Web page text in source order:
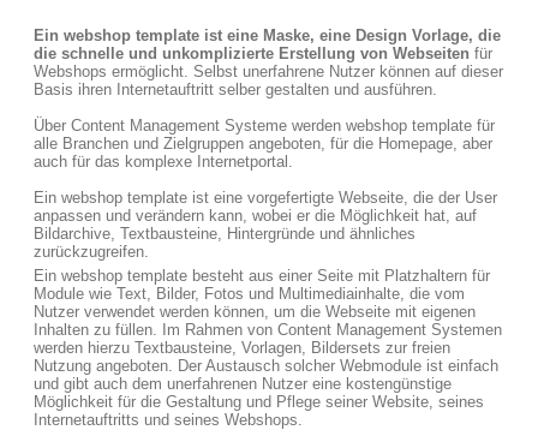
Ein webshop template ist eine Maske, eine Design Vorlage, die
die schnelle und unkomplizierte Erstellung von Webseiten für
Webshops ermöglicht. Selbst unerfahrene Nutzer können auf dieser
Basis ihren Internetauftritt selber gestalten und ausführen.
Über Content Management Systeme werden webshop template für
alle Branchen und Zielgruppen angeboten, für die Homepage, aber
auch für das komplexe Internetportal.
Ein webshop template ist eine vorgefertigte Webseite, die der User
anpassen und verändern kann, wobei er die Möglichkeit hat, auf
Bildarchive, Textbausteine, Hintergründe und ähnliches
zurückzugreifen.
Ein webshop template besteht aus einer Seite mit Platzhaltern für
Module wie Text, Bilder, Fotos und Multimediainhalte, die vom
Nutzer verwendet werden können, um die Webseite mit eigenen
Inhalten zu füllen. Im Rahmen von Content Management Systemen
werden hierzu Textbausteine, Vorlagen, Bildersets zur freien
Nutzung angeboten. Der Austausch solcher Webmodule ist einfach
und gibt auch dem unerfahrenen Nutzer eine kostengünstige
Möglichkeit für die Gestaltung und Pflege seiner Website, seines
Internetauftritts und seines Webshops.